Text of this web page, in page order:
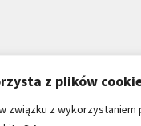
z plików
związku z wykorzystaniem